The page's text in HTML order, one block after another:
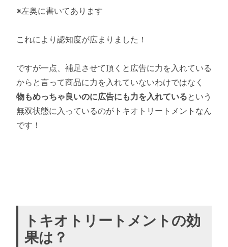
※左奥に書いてあります
これにより認知度が広まりました！
ですが一点、補足させて頂くと広告に力を入れている
からと言って商品に力を入れていないわけではなく
物もめっちゃ良いのに広告にも力を入れているという
無双状態に入っているのがトキオトリートメントなん
です！
トキオトリートメントの効
果は？